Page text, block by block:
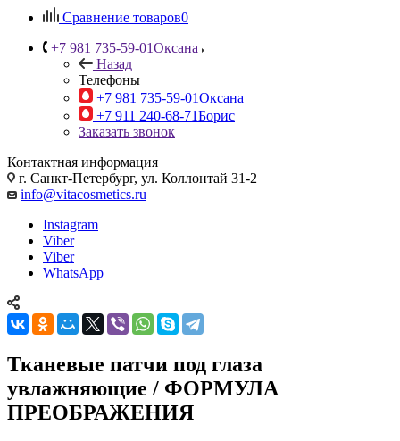
Сравнение товаров0
+7 981 735-59-01Оксана
Назад
Телефоны
+7 981 735-59-01Оксана
+7 911 240-68-71Борис
Заказать звонок
Контактная информация
г. Санкт-Петербург, ул. Коллонтай 31-2
info@vitacosmetics.ru
Instagram
Viber
Viber
WhatsApp
Тканевые патчи под глаза
увлажняющие / ФОРМУЛА
ПРЕОБРАЖЕНИЯ